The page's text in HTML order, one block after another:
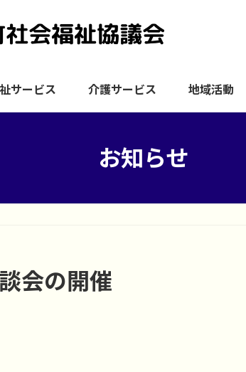
サービス 介護サービス 地域活動
お知らせ
会の開催